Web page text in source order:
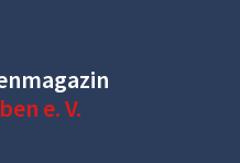
e. V.